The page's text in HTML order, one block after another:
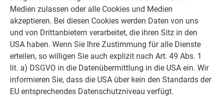
Medien zulassen oder alle Cookies und Medien
akzeptieren. Bei diesen Cookies werden Daten von uns
und von Drittanbietern verarbeitet, die ihren Sitz in den
USA haben. Wenn Sie Ihre Zustimmung für alle Dienste
erteilen, so willigen Sie auch explizit nach Art. 49 Abs. 1
lit. a) DSGVO in die Datenübermittlung in die USA ein. Wir
informieren Sie, dass die USA über kein den Standards der
EU entsprechendes Datenschutzniveau verfügt.
ZURÜCK WEITER
ÜBER PREFA WIR HELFEN IHNEN